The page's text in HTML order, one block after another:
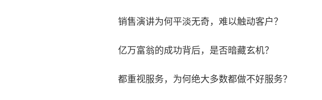
销售演讲为何平淡无奇，难以触动客户？
亿万富翁的成功背后，是否暗藏玄机？
都重视服务，为何绝大多数都做不好服务？